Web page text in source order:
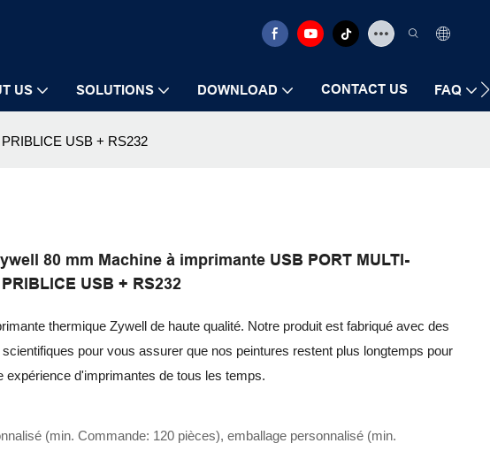
US SOLUTIONS DOWNLOAD CONTACT US FAQ
USB + RS232
80 mm Machine à imprimante USB PORT MULTI-
USB + RS232
thermique Zywell de haute qualité. Notre produit est fabriqué avec des
pour vous assurer que nos peintures restent plus longtemps pour
expérience d'imprimantes de tous les temps.
(min. Commande: 120 pièces), emballage personnalisé (min.